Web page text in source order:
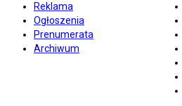
Reklama
Ogłoszenia
Prenumerata
Archiwum